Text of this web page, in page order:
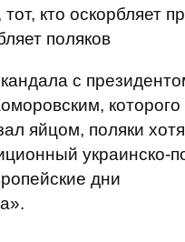
кто оскорбляет
поляков
с
которого
яйцом, поляки
украинско-
дни